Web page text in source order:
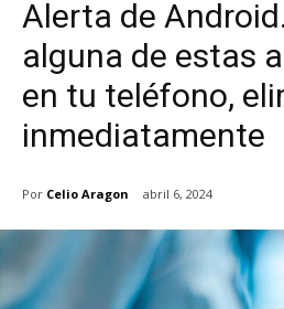
Alerta de
alguna de estas
en tu teléfono,
inmediatamente
Por Celio Aragon abril 6, 2024